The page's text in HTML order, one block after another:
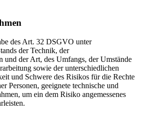
des Art. 32 DSGVO unter
der Technik, der
und der Art, des Umfangs, der Umstände
sowie der unterschiedlichen
und Schwere des Risikos für die Rechte
Personen, geeignete technische und
um ein dem Risiko angemessenes